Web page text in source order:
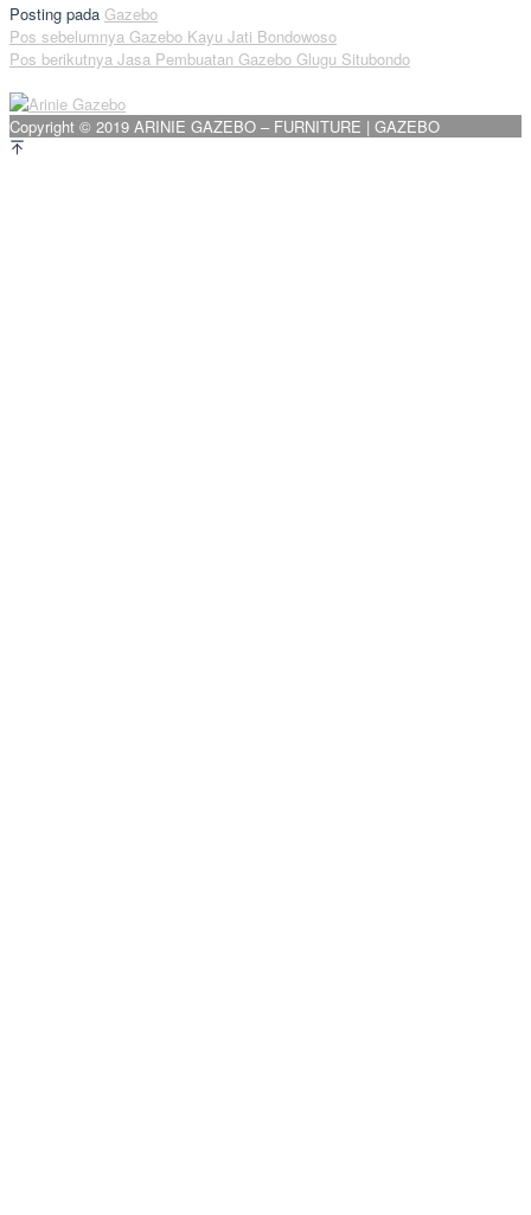
Posting pada Gazebo
Navigasi
pos
Pos sebelumnya Gazebo Kayu Jati Bondowoso
Pos berikutnya Jasa Pembuatan Gazebo Glugu Situbondo
Copyright © 2019 ARINIE GAZEBO – FURNITURE | GAZEBO